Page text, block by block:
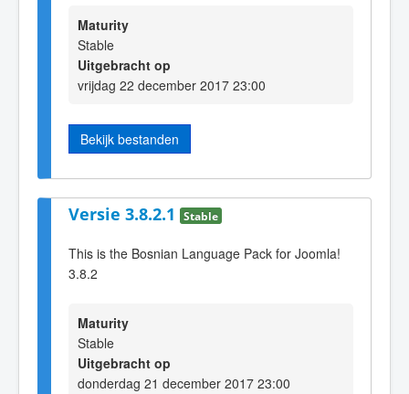
Maturity
Stable
Uitgebracht op
vrijdag 22 december 2017 23:00
Bekijk bestanden
Versie 3.8.2.1 Stable
This is the Bosnian Language Pack for Joomla!
3.8.2
Maturity
Stable
Uitgebracht op
donderdag 21 december 2017 23:00